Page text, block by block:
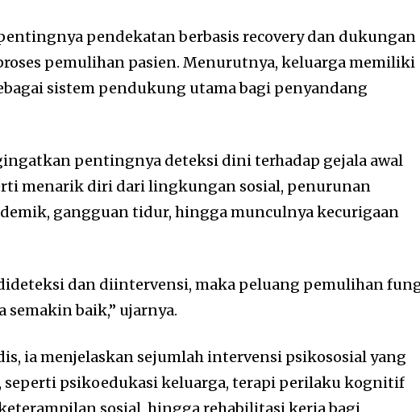
pendekatan berbasis recovery dan dukungan
pemulihan pasien. Menurutnya, keluarga memiliki
sistem pendukung utama bagi penyandang
pentingnya deteksi dini terhadap gejala awal
menarik diri dari lingkungan sosial, penurunan
gangguan tidur, hingga munculnya kecurigaan
dan diintervensi, maka peluang pemulihan
semakin baik,” ujarnya.
ia menjelaskan sejumlah intervensi psikososial yang
seperti psikoedukasi keluarga, terapi perilaku kognitif